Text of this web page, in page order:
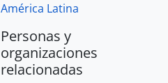
América Latina
Personas y
organizaciones
relacionadas